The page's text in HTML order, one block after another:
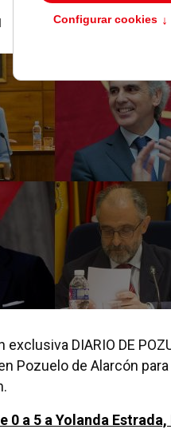
28 NOVIEMBRE 2018
DIARIO DE
Pozuelo de Alarcón
0 a 5 a Yolanda